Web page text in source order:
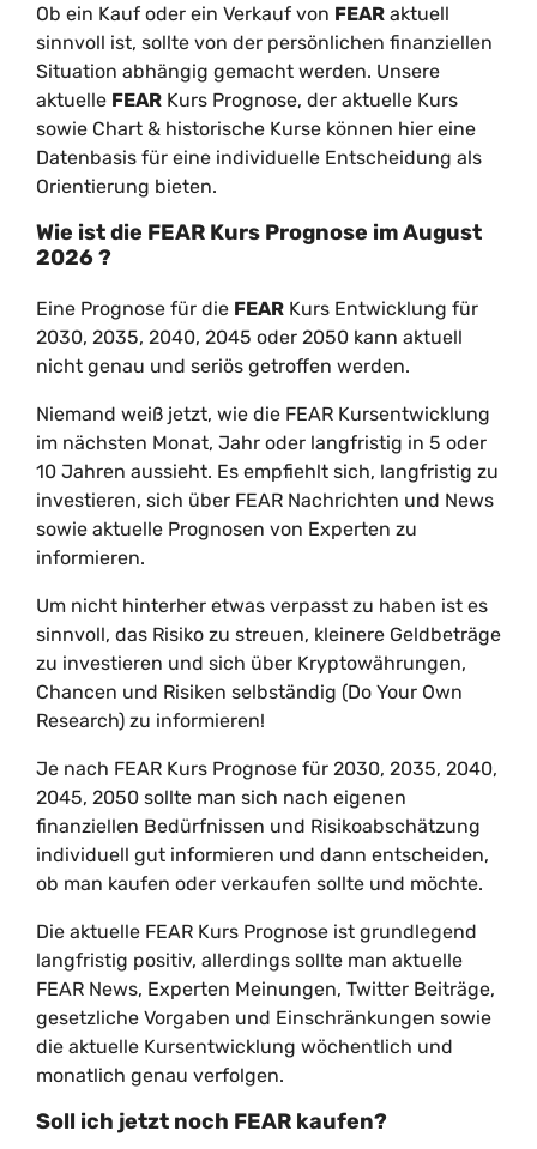
Ob ein Kauf oder ein Verkauf von FEAR aktuell
sinnvoll ist, sollte von der persönlichen finanziellen
Situation abhängig gemacht werden. Unsere
aktuelle FEAR Kurs Prognose, der aktuelle Kurs
sowie Chart & historische Kurse können hier eine
Datenbasis für eine individuelle Entscheidung als
Orientierung bieten.
Wie ist die FEAR Kurs Prognose imAugust
2026?
Eine Prognose für die FEAR Kurs Entwicklung für
2030, 2035, 2040, 2045 oder 2050 kann aktuell
nicht genau und seriös getroffen werden.
Niemand weiß jetzt, wie die FEAR Kursentwicklung
im nächsten Monat, Jahr oder langfristig in 5 oder
10 Jahren aussieht. Es empfiehlt sich, langfristig zu
investieren, sich über FEAR Nachrichten und News
sowie aktuelle Prognosen von Experten zu
informieren.
Um nicht hinterher etwas verpasst zu haben ist es
sinnvoll, das Risiko zu streuen, kleinere Geldbeträge
zu investieren und sich über Kryptowährungen,
Chancen und Risiken selbständig (Do Your Own
Research) zu informieren!
Je nach FEAR Kurs Prognose für 2030, 2035, 2040,
2045, 2050 sollte man sich nach eigenen
finanziellen Bedürfnissen und Risikoabschätzung
individuell gut informieren und dann entscheiden,
ob man kaufen oder verkaufen sollte und möchte.
Die aktuelle FEAR Kurs Prognose ist grundlegend
langfristig positiv, allerdings sollte man aktuelle
FEAR News, Experten Meinungen, Twitter Beiträge,
gesetzliche Vorgaben und Einschränkungen sowie
die aktuelle Kursentwicklung wöchentlich und
monatlich genau verfolgen.
Soll ich jetzt noch FEAR kaufen?